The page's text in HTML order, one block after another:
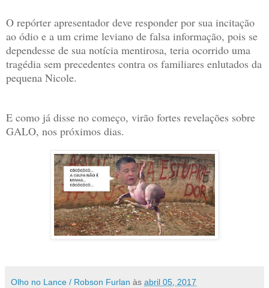
O repórter apresentador deve responder por sua incitação
ao ódio e a um crime leviano de falsa informação, pois se
dependesse de sua notícia mentirosa, teria ocorrido uma
tragédia sem precedentes contra os familiares enlutados da
pequena Nicole.
E como já disse no começo, virão fortes revelações sobre
GALO, nos próximos dias.
Olho no Lance / Robson Furlan às abril 05, 2017